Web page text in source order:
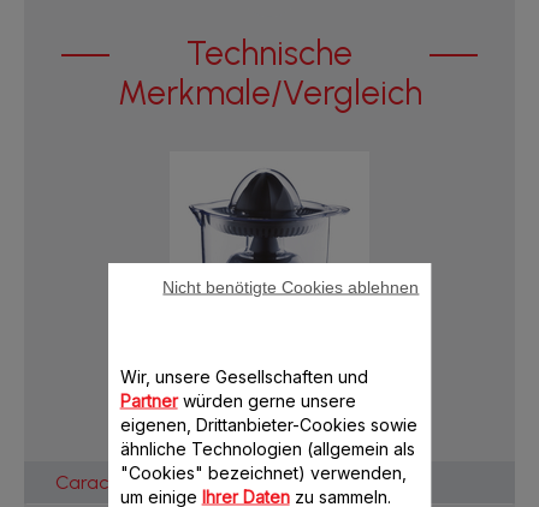
Technische
Merkmale/Vergleich
ULTRA COMPACT
Caractéristiques Principales
Wir, unsere Gesellschaften und
Partnerwürden gerne unsere
eigenen, Drittanbieter-Cookies sowie
ähnliche Technologien (allgemein als
"Cookies" bezeichnet) verwenden,
um einige Ihrer Datenzu sammeln.
Nicht benötigte Cookies ablehnen